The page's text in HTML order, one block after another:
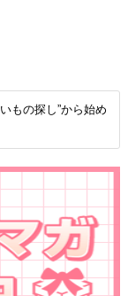
もの探し”から始め